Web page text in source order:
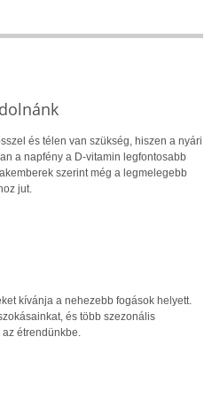
és télen van szükség, hiszen a nyári
a napfény a D-vitamin legfontosabb
szerint még a legmelegebb
jut.
kívánja a nehezebb fogások helyett.
és több szezonális
étrendünkbe.